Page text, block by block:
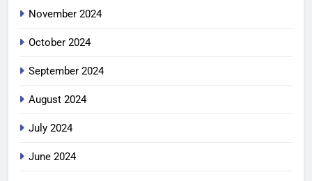
November 2024
October 2024
September 2024
August 2024
July 2024
June 2024